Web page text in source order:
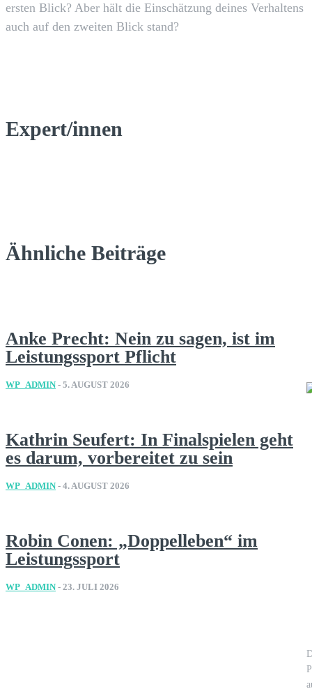
ersten Blick? Aber hält die Einschätzung deines Verhaltens
auch auf den zweiten Blick stand?
Expert/innen
Ähnliche Beiträge
Anke Precht: Nein zu sagen, ist im
Leistungssport Pflicht
WP_ADMIN - 5. AUGUST 2026
Kathrin Seufert: In Finalspielen geht
es darum, vorbereitet zu sein
WP_ADMIN - 4. AUGUST 2026
Robin Conen: „Doppelleben“ im
Leistungssport
WP_ADMIN - 23. JULI 2026